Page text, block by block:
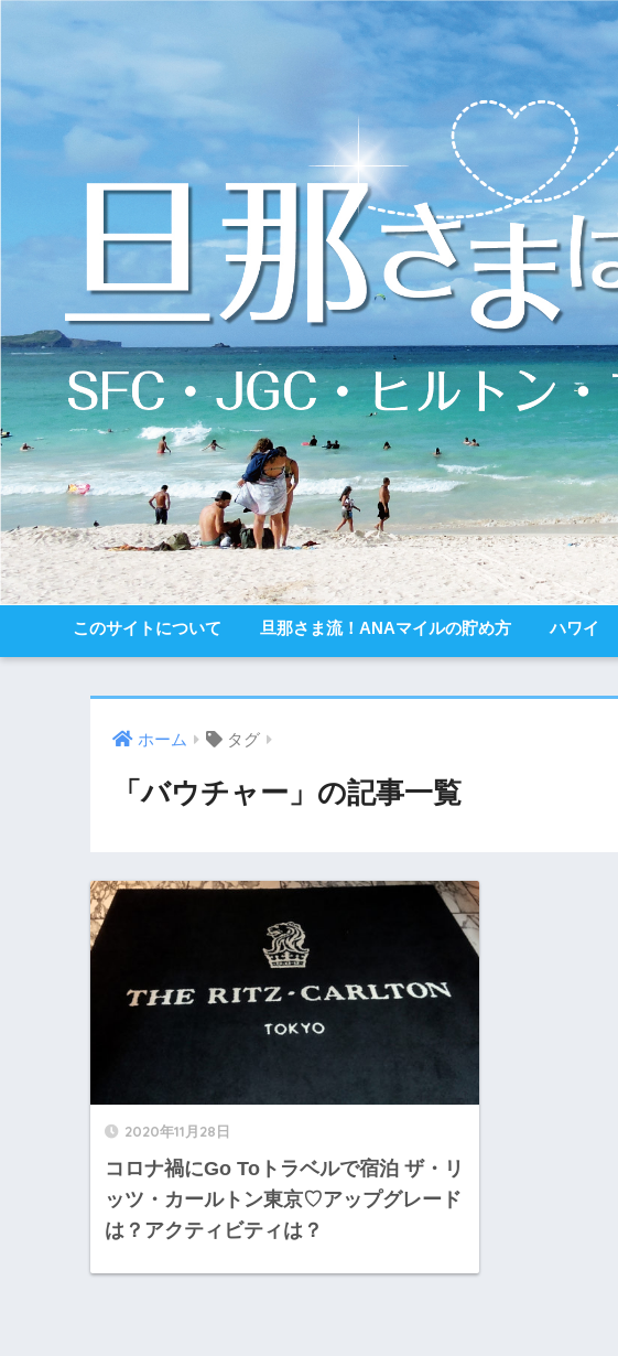
このサイトについて 旦那さま流！ANAマイルの貯め方 ハワイ
ホーム タグ
「バウチャー」の記事一覧
2020年11月28日
コロナ禍にGo Toトラベルで宿泊 ザ・リ
ッツ・カールトン東京♡アップグレード
は？アクティビティは？